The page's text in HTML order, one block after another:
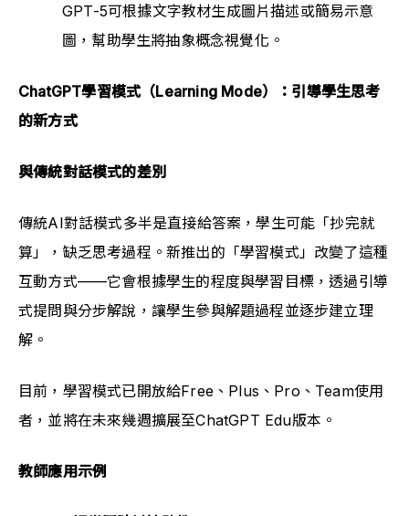
GPT-5可根據文字教材生成圖片描述或簡易示意
圖，幫助學生將抽象概念視覺化。
ChatGPT學習模式（Learning Mode）：引導學生思考
的新方式
與傳統對話模式的差別
傳統AI對話模式多半是直接給答案，學生可能「抄完就
算」，缺乏思考過程。新推出的「學習模式」改變了這種
互動方式——它會根據學生的程度與學習目標，透過引導
式提問與分步解說，讓學生參與解題過程並逐步建立理
解。
目前，學習模式已開放給Free、Plus、Pro、Team使用
者，並將在未來幾週擴展至ChatGPT Edu版本。
教師應用示例